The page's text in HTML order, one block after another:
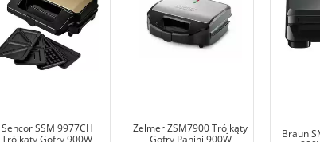
Sencor SSM 9977CH
Trójkąty Gofry 900W
Zelmer ZSM7900 Trójkąty
Gofry Panini 900W
Braun